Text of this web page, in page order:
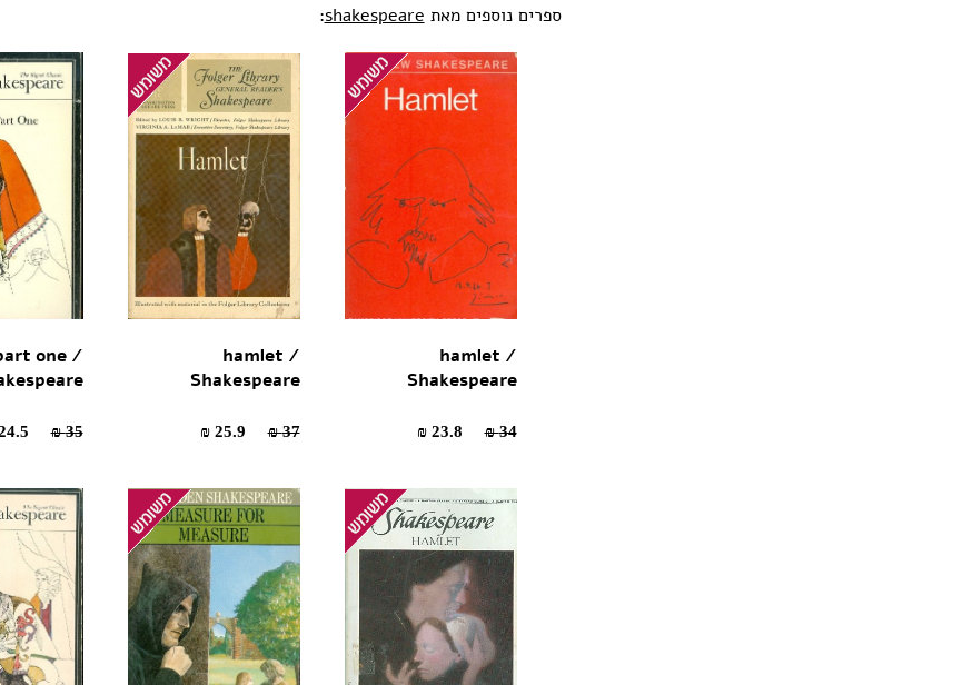
ספרים נוספים מאת shakespeare
:
hamlet /
Shakespeare
34 ₪
23.8 ₪
hamlet /
Shakespeare
37 ₪
25.9 ₪
one /
35 ₪
24.5 ₪